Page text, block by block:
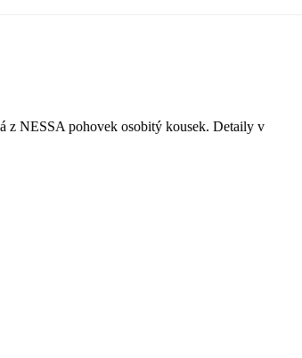
z NESSA pohovek osobitý kousek. Detaily v